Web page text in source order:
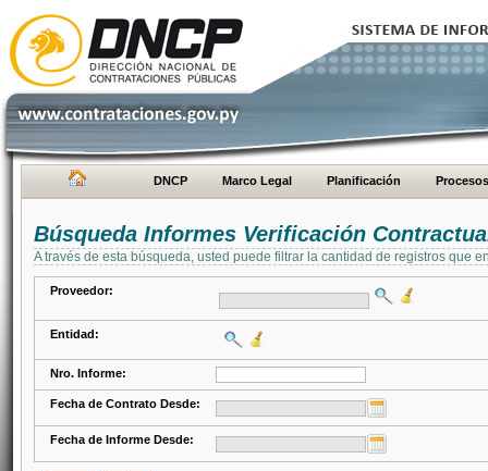
DNCP Marco Legal Planificación Procesos
Búsqueda Informes Verificación
A través de esta búsqueda, usted puede filtrar la cantidad de registros que
Proveedor:
Entidad:
Nro. Informe:
Fecha de Contrato Desde:
Fecha de Informe Desde: